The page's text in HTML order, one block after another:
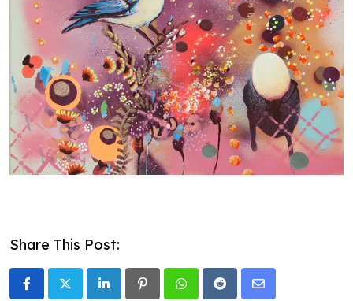
Share This Post:
LinkedIn PinterestWhatsappRedditShare